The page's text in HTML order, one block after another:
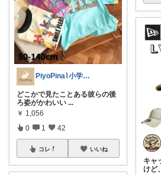
PiyoPina⌇小学生男子mama𓍯
どこかで見たことある彼らの後
ろ姿がかわいい ...
￥ 1,056
0 1 42
コレ いいね
キャ
けど